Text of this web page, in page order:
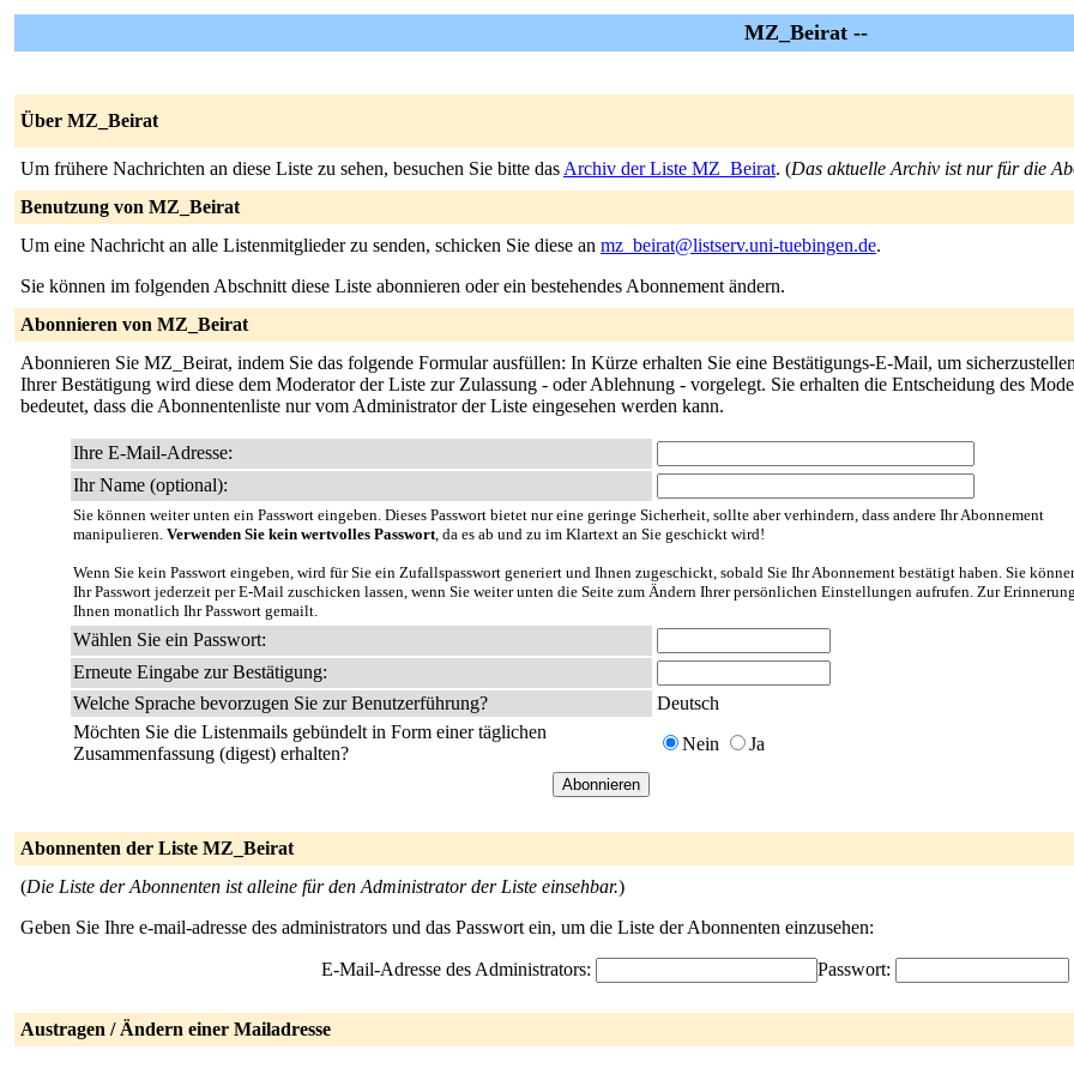
MZ_Beirat --
Über MZ_Beirat
Um frühere Nachrichten an diese Liste zu sehen, besuchen Sie bitte das Archiv der Liste MZ_Beirat. (Das aktuelle Archiv ist nur für die
Benutzung von MZ_Beirat
Um eine Nachricht an alle Listenmitglieder zu senden, schicken Sie diese an mz_beirat@listserv.uni-tuebingen.de.
Sie können im folgenden Abschnitt diese Liste abonnieren oder ein bestehendes Abonnement ändern.
Abonnieren von MZ_Beirat
Abonnieren Sie MZ_Beirat, indem Sie das folgende Formular ausfüllen: In Kürze erhalten Sie eine Bestätigungs-E-Mail, um
Ihrer Bestätigung wird diese dem Moderator der Liste zur Zulassung - oder Ablehnung - vorgelegt. Sie erhalten die Entscheidung des
bedeutet, dass die Abonnentenliste nur vom Administrator der Liste eingesehen werden kann.
Ihre E-Mail-Adresse:
Ihr Name (optional):
Sie können weiter unten ein Passwort eingeben. Dieses Passwort bietet nur eine geringe Sicherheit, sollte aber verhindern, dass andere Ihr Abonnement
manipulieren. Verwenden Sie kein wertvolles Passwort, da es ab und zu im Klartext an Sie geschickt wird!
Wenn Sie kein Passwort eingeben, wird für Sie ein Zufallspasswort generiert und Ihnen zugeschickt, sobald Sie Ihr Abonnement bestätigt haben. Sie
Ihr Passwort jederzeit per E-Mail zuschicken lassen, wenn Sie weiter unten die Seite zum Ändern Ihrer persönlichen Einstellungen aufrufen. Zur
Ihnen monatlich Ihr Passwort gemailt.
Wählen Sie ein Passwort:
Erneute Eingabe zur Bestätigung:
Welche Sprache bevorzugen Sie zur Benutzerführung?
Deutsch
Möchten Sie die Listenmails gebündelt in Form einer täglichen
Zusammenfassung (digest) erhalten?
Nein Ja
Abonnenten der Liste MZ_Beirat
(Die Liste der Abonnenten ist alleine für den Administrator der Liste einsehbar.)
Geben Sie Ihre e-mail-adresse des administrators und das Passwort ein, um die Liste der Abonnenten einzusehen:
E-Mail-Adresse des Administrators: Passwort:
Austragen / Ändern einer Mailadresse